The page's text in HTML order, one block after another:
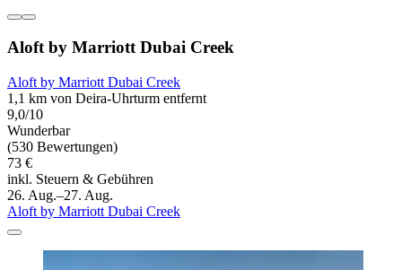
Aloft by Marriott Dubai Creek
Aloft by Marriott Dubai Creek
1,1 km von Deira-Uhrturm entfernt
9,0/10
Wunderbar
(530 Bewertungen)
73 €
inkl. Steuern & Gebühren
26. Aug.–27. Aug.
Aloft by Marriott Dubai Creek